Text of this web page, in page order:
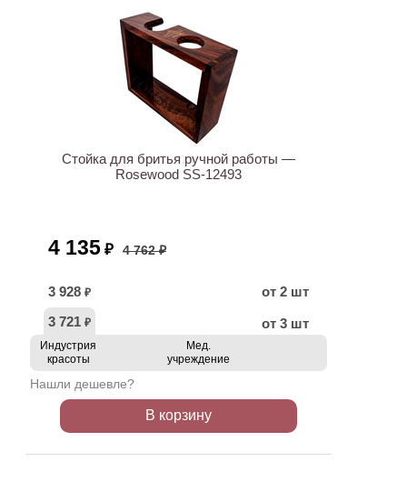
Стойка для бритья ручной работы —
Rosewood SS-12493
4 135 ₽ 4 762 ₽
3 928 ₽
от 2 шт
3 721 ₽ от 3 шт
Индустрия
красоты
Мед.
учреждение
Нашли дешевле?
В корзину